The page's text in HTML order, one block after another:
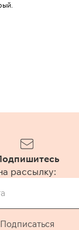
рассылку:
Подписаться